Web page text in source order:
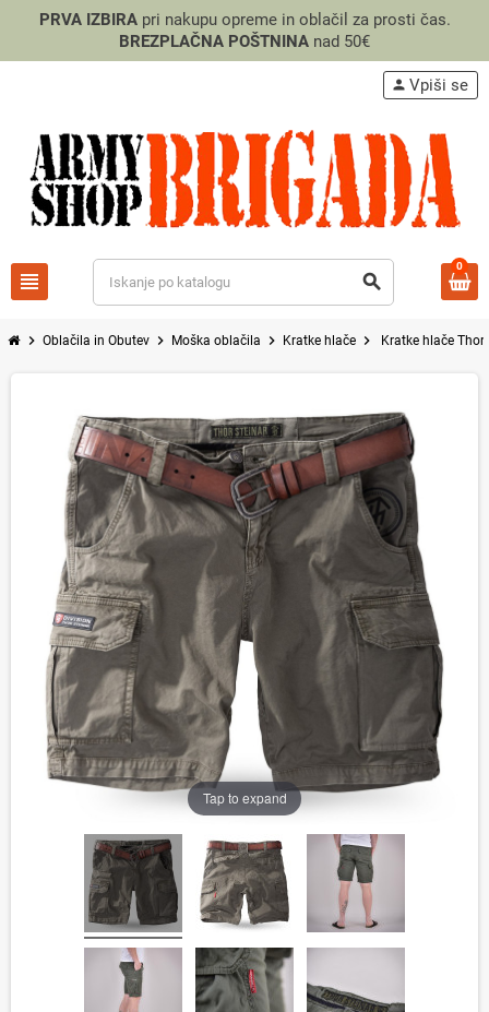
PRVA IZBIRApri nakupu opreme in oblačil za prosti čas.
BREZPLAČNA POŠTNINA nad 50€
view_headline search
person Vpiši se
0
chevron_right Oblačila in Obutev chevron_right Moška oblačila chevron_right Kratke hlače chevron_right Kratke hlače
Tap to expand